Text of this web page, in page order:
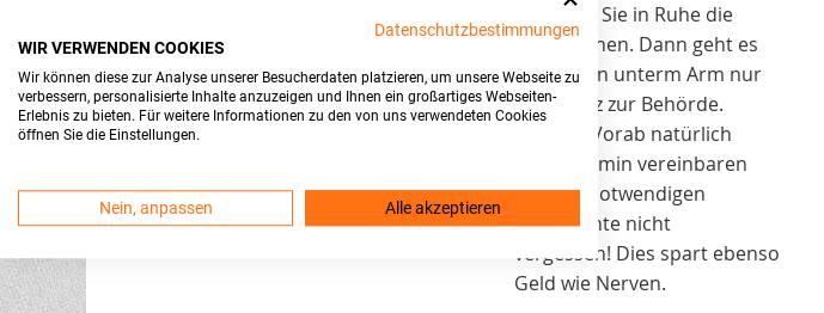
bestellen Sie in Ruhe die
Kennzeichen. Dann geht es
mit diesen unterm Arm nur
noch kurz zur Behörde.
Wichtig: Vorab natürlich
einen Termin vereinbaren
und die notwendigen
Dokumente nicht
vergessen! Dies spart ebenso
Geld wie Nerven.
Datenschutzbestimmungen
WIR VERWENDEN COOKIES
Wir können diese zur Analyse unserer Besucherdaten platzieren, um unsere Webseite zu
verbessern, personalisierte Inhalte anzuzeigen und Ihnen ein großartiges Webseiten-
Erlebnis zu bieten. Für weitere Informationen zu den von uns verwendeten Cookies
öffnen Sie die Einstellungen.
Nein, anpassen Alle akzeptieren